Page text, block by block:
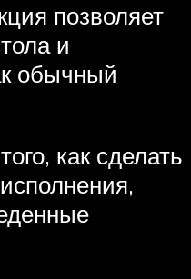
позволяет
и
обычный
как сделать